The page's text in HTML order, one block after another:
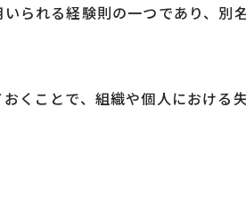
られる経験則の一つであり、別
くことで、組織や個人における